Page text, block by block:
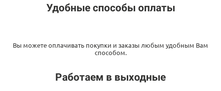
Удобные способы оплаты
Вы можете оплачивать покупки и заказы любым удобным Вам
способом.
Работаем в выходные